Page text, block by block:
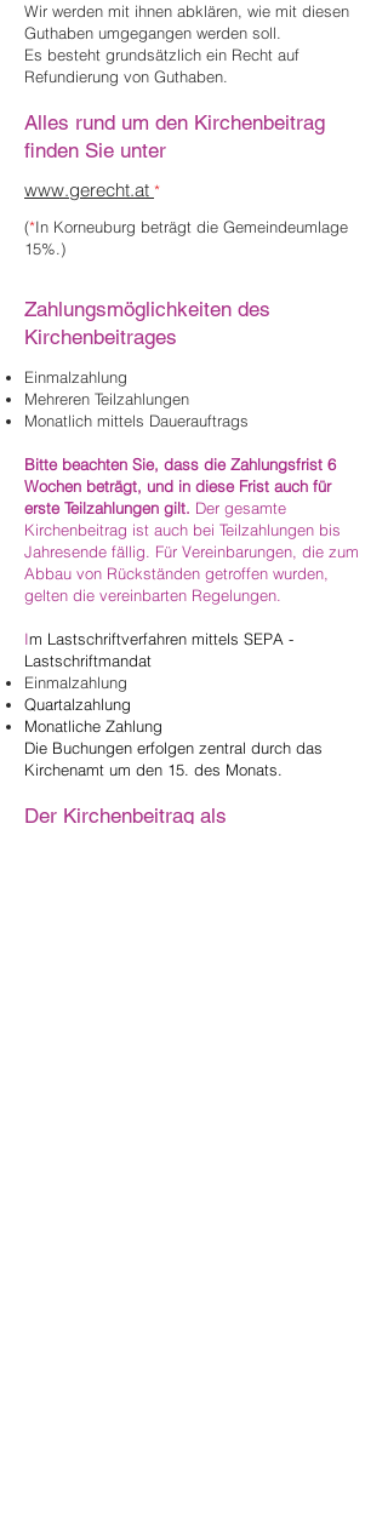
Wir werden mit ihnen abklären, wie mit diesen
Guthaben umgegangen werden soll.
Es besteht grundsätzlich ein Recht auf
Refundierung von Guthaben.
Alles rund um den Kirchenbeitrag
finden Sie unter
www.gerecht.at *
(*In Korneuburg beträgt die Gemeindeumlage
15%.)
Zahlungsmöglichkeiten des
Kirchenbeitrages
Einmalzahlung
Mehreren Teilzahlungen
Monatlich mittels Dauerauftrags
Bitte beachten Sie, dass die Zahlungsfrist 6
Wochen beträgt, und in diese Frist auch für
erste Teilzahlungen gilt. Der gesamte
Kirchenbeitrag ist auch bei Teilzahlungen bis
Jahresende fällig. Für Vereinbarungen, die zum
Abbau von Rückständen getroffen wurden,
gelten die vereinbarten Regelungen.
Im Lastschriftverfahren mittels SEPA -
Lastschriftmandat
Einmalzahlung
Quartalzahlung
Monatliche Zahlung
Die Buchungen erfolgen zentral durch das
Kirchenamt um den 15. des Monats.
Der Kirchenbeitrag als